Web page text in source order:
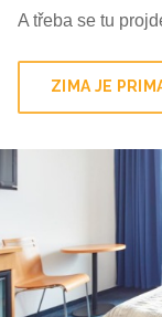
A třeba se tu
ZIMA JE